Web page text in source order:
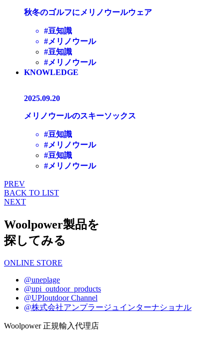
秋冬のゴルフにメリノウールウェア
#豆知識
#メリノウール
#豆知識
#メリノウール
KNOWLEDGE
2025.09.20
メリノウールのスキーソックス
#豆知識
#メリノウール
#豆知識
#メリノウール
PREV
BACK TO LIST
NEXT
Woolpower製品を
探してみる
ONLINE STORE
@uneplage
@upi_outdoor_products
@UPIoutdoor Channel
@株式会社アンプラージュインターナショナル
Woolpower 正規輸入代理店